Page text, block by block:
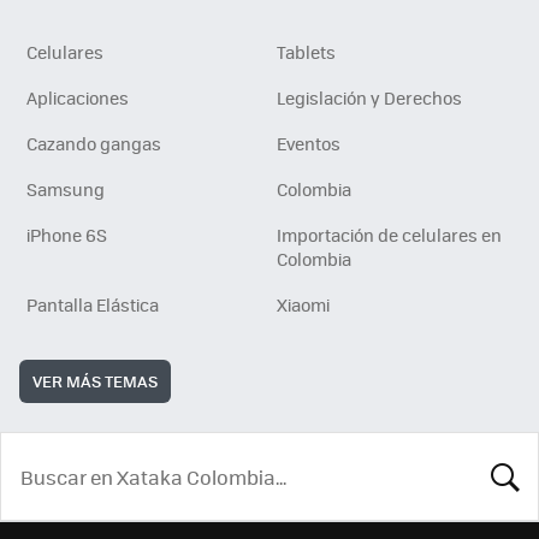
Celulares
Tablets
Aplicaciones
Legislación y Derechos
Cazando gangas
Eventos
Samsung
Colombia
iPhone 6S
Importación de celulares en
Colombia
Pantalla Elástica
Xiaomi
VER MÁS TEMAS